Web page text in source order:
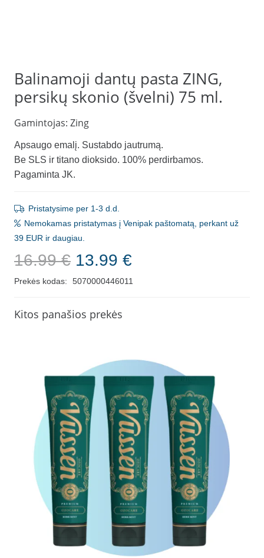
Balinamoji dantų pasta ZING,
persikų skonio (švelni) 75 ml.
Gamintojas: Zing
Apsaugo emalį. Sustabdo jautrumą.
Be SLS ir titano dioksido. 100% perdirbamos.
Pagaminta JK.
Pristatysime per 1-3 d.d.
Nemokamas pristatymas į Venipak paštomatą, perkant už
39 EUR ir daugiau.
16.99€ Original
price
was:
13.99 €
is:
Prekės kodas: 5070000446011
Kitos panašios prekės